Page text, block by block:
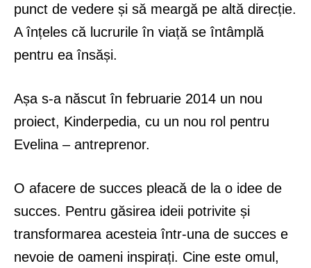
punct de vedere și să meargă pe altă direcție.
A înțeles că lucrurile în viață se întâmplă
pentru ea însăși.
Așa s-a născut în februarie 2014 un nou
proiect, Kinderpedia, cu un nou rol pentru
Evelina – antreprenor.
O afacere de succes pleacă de la o idee de
succes. Pentru găsirea ideii potrivite și
transformarea acesteia într-una de succes e
nevoie de oameni inspirați. Cine este omul,